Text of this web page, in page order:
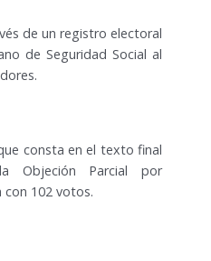
de un registro electoral
de Seguridad Social al
consta en el texto final
Objeción Parcial por
con 102 votos.